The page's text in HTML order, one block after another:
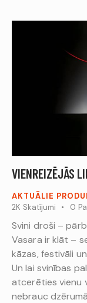
VIENREIZĒJĀS
AKTUĀLIE
2K Skatījumi 0
Svini droši –
Vasara ir klāt –
kāzas, festivāli
Un lai svinības
atcerēties vienu
nebrauc